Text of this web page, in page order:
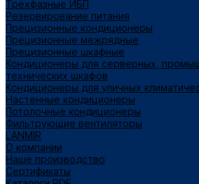
Трёхфазные ИБП
Резервирование питания
Прецизионные кондиционеры
Прецизионные межрядные
Прецизионные шкафные
Кондиционеры для серверных,
технических шкафов
Кондиционеры для уличных
Настенные кондиционеры
Потолочные кондиционеры
Фильтрующие вентиляторы
LANMIR
О компании
Наше производство
Сертификаты